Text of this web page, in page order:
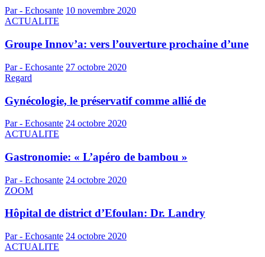
Par - Echosante 10 novembre 2020
ACTUALITE
Groupe Innov’a: vers l’ouverture prochaine d’une
Par - Echosante 27 octobre 2020
Regard
Gynécologie, le préservatif comme allié de
Par - Echosante 24 octobre 2020
ACTUALITE
Gastronomie: « L’apéro de bambou »
Par - Echosante 24 octobre 2020
ZOOM
Hôpital de district d’Efoulan: Dr. Landry
Par - Echosante 24 octobre 2020
ACTUALITE